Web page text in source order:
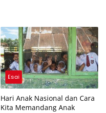
Esai
Hari Anak Nasional dan Cara
Kita Memandang Anak